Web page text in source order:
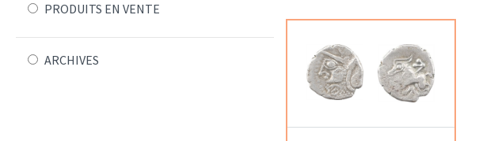
PRODUITS EN VENTE
ARCHIVES